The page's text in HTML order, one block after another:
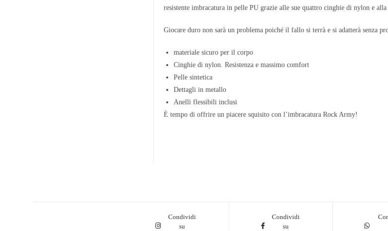
resistente imbracatura in pelle PU grazie alle sue quattro cinghie di nylon e
Giocare duro non sarà un problema poiché il fallo si terrà e si adatterà senza
materiale sicuro per il corpo
Cinghie di nylon. Resistenza e massimo comfort
Pelle sintetica
Dettagli in metallo
Anelli flessibili inclusi
È tempo di offrire un piacere squisito con l’imbracatura Rock Army!
Condividi
su
Condividi
su